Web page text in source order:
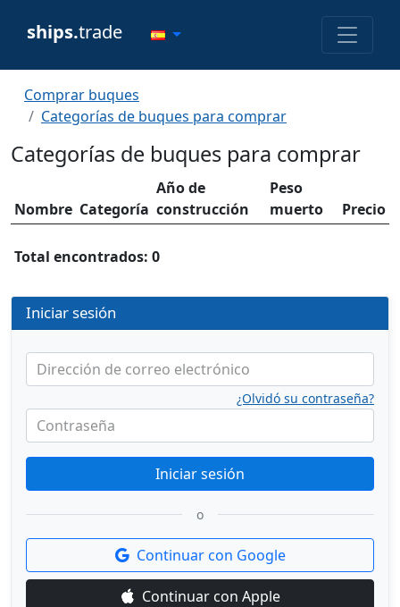
ships.trade
Comprar buques
Categorías de buques para comprar
Categorías de buques para comprar
Nombre Categoría
Año de
construcción
Peso
muerto
Precio
Total encontrados: 0
Iniciar sesión
Dirección de correo electrónico
Contraseña
¿Olvidó su contraseña?
Iniciar sesión
o
Continuar con Google
Continuar con Apple